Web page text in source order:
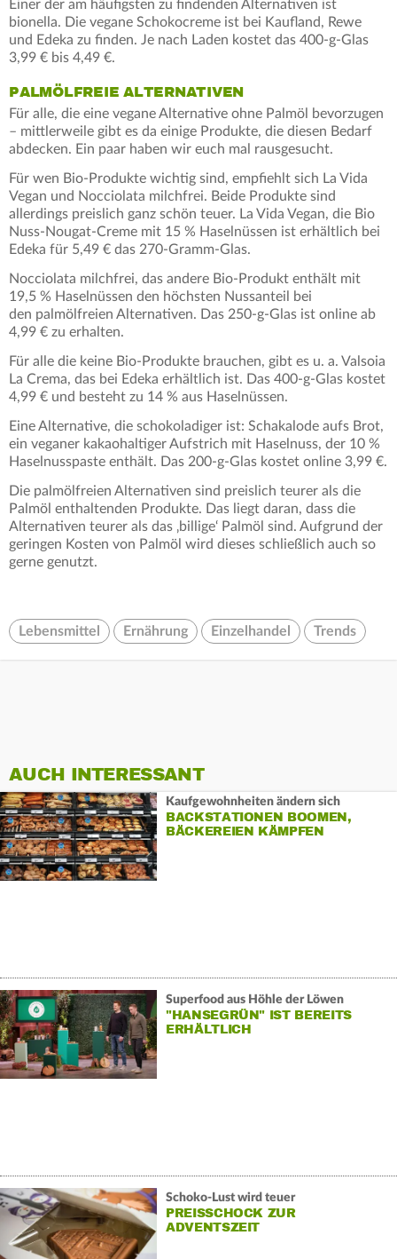
Einer der am häufigsten zu findenden Alternativen ist
bionella. Die vegane Schokocreme ist bei Kaufland, Rewe
und Edeka zu finden. Je nach Laden kostet das 400-g-Glas
3,99 € bis 4,49 €.
PALMÖLFREIE ALTERNATIVEN
Für alle, die eine vegane Alternative ohne Palmöl bevorzugen
– mittlerweile gibt es da einige Produkte, die diesen Bedarf
abdecken. Ein paar haben wir euch mal rausgesucht.
Für wen Bio-Produkte wichtig sind, empfiehlt sich La Vida
Vegan und Nocciolata milchfrei. Beide Produkte sind
allerdings preislich ganz schön teuer. La Vida Vegan, die Bio
Nuss-Nougat-Creme mit 15 % Haselnüssen ist erhältlich bei
Edeka für 5,49 € das 270-Gramm-Glas.
Nocciolata milchfrei, das andere Bio-Produkt enthält mit
19,5 % Haselnüssen den höchsten Nussanteil bei
den palmölfreien Alternativen. Das 250-g-Glas ist online ab
4,99 € zu erhalten.
Für alle die keine Bio-Produkte brauchen, gibt es u. a. Valsoia
La Crema, das bei Edeka erhältlich ist. Das 400-g-Glas kostet
4,99 € und besteht zu 14 % aus Haselnüssen.
Eine Alternative, die schokoladiger ist: Schakalode aufs Brot,
ein veganer kakaohaltiger Aufstrich mit Haselnuss, der 10 %
Haselnusspaste enthält. Das 200-g-Glas kostet online 3,99 €.
Die palmölfreien Alternativen sind preislich teurer als die
Palmöl enthaltenden Produkte. Das liegt daran, dass die
Alternativen teurer als das ‚billige‘ Palmöl sind. Aufgrund der
geringen Kosten von Palmöl wird dieses schließlich auch so
gerne genutzt.
Lebensmittel Ernährung Einzelhandel Trends
AUCH INTERESSANT
Kaufgewohnheiten ändern sich
BACKSTATIONEN BOOMEN,
BÄCKEREIEN KÄMPFEN
Superfood aus Höhle der Löwen
"HANSEGRÜN" IST BEREITS
ERHÄLTLICH
Schoko-Lust wird teuer
PREISSCHOCK ZUR
ADVENTSZEIT